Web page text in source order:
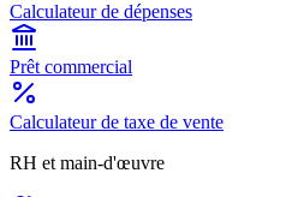
Calculateur de dépenses
Prêt commercial
Calculateur de taxe de vente
RH et main-d'œuvre